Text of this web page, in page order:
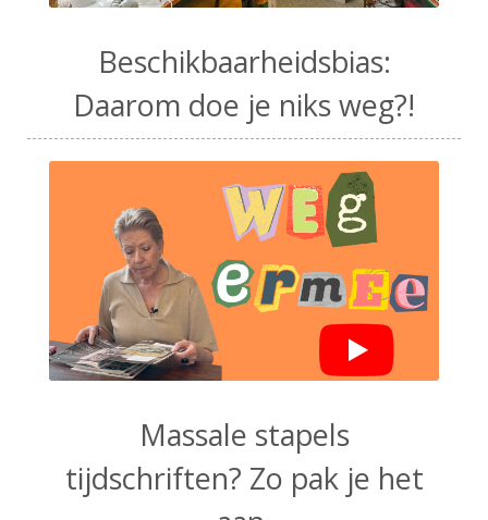
Beschikbaarheidsbias:
Daarom doe je niks weg?!
Massale stapels
tijdschriften? Zo pak je het